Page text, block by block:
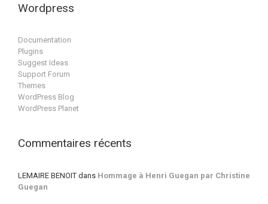
Wordpress
Documentation
Plugins
Suggest Ideas
Support Forum
Themes
WordPress Blog
WordPress Planet
Commentaires récents
LEMAIRE BENOIT dans Hommage à Henri Guegan par Christine
Guegan